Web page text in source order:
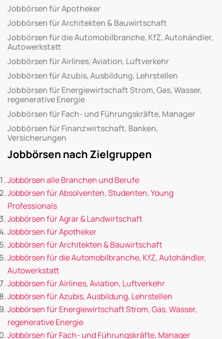
Jobbörsen für Apotheker
Jobbörsen für Architekten & Bauwirtschaft
Jobbörsen für die Automobilbranche, KfZ, Autohändler,
Autowerkstatt
Jobbörsen für Airlines, Aviation, Luftverkehr
Jobbörsen für Azubis, Ausbildung, Lehrstellen
Jobbörsen für Energiewirtschaft Strom, Gas, Wasser,
regenerative Energie
Jobbörsen für Fach- und Führungskräfte, Manager
Jobbörsen für Finanzwirtschaft, Banken,
Versicherungen
Jobbörsen nach Zielgruppen
Jobbörsen alle Branchen und Berufe
Jobbörsen für Absolventen, Studenten, Young
Professionals
Jobbörsen für Agrar & Landwirtschaft
Jobbörsen für Apotheker
Jobbörsen für Architekten & Bauwirtschaft
Jobbörsen für die Automobilbranche, KfZ, Autohändler,
Autowerkstatt
Jobbörsen für Airlines, Aviation, Luftverkehr
Jobbörsen für Azubis, Ausbildung, Lehrstellen
Jobbörsen für Energiewirtschaft Strom, Gas, Wasser,
regenerative Energie
Jobbörsen für Fach- und Führungskräfte, Manager